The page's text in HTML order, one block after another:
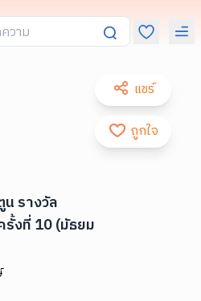
แชร์
ถูกใจ
รางวัล
รั้งที่ 10 (มัธยม